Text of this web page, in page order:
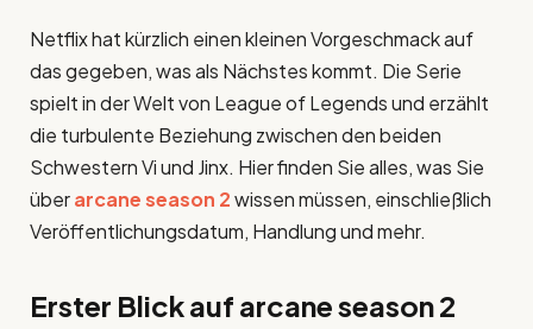
Netflix hat kürzlich einen kleinen Vorgeschmack auf
das gegeben, was als Nächstes kommt. Die Serie
spielt in der Welt von League of Legends und erzählt
die turbulente Beziehung zwischen den beiden
Schwestern Vi und Jinx. Hier finden Sie alles, was Sie
überarcane season 2wissen müssen, einschließlich
Veröffentlichungsdatum, Handlung und mehr.
Erster Blick auf arcane season 2